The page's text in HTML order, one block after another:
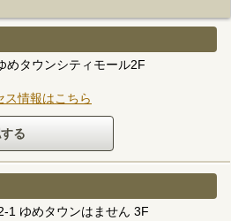
めタウンシティモール2F
ス情報はこちら
1 ゆめタウンはません 3F